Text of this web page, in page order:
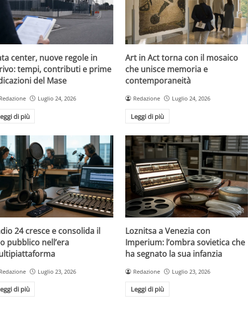
center, nuove regole in
tempi, contributi e prime
del Mase
Redazione Luglio 24, 2026
di più
Art in Act torna con il mosaico
che unisce memoria e
contemporaneità
Redazione Luglio 24, 2026
Leggi di più
24 cresce e consolida il
pubblico nell’era
Redazione Luglio 23, 2026
di più
Loznitsa a Venezia con
Imperium: l’ombra sovietica che
ha segnato la sua infanzia
Redazione Luglio 23, 2026
Leggi di più